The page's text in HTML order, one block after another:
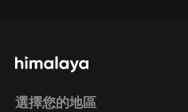
選擇您的地區